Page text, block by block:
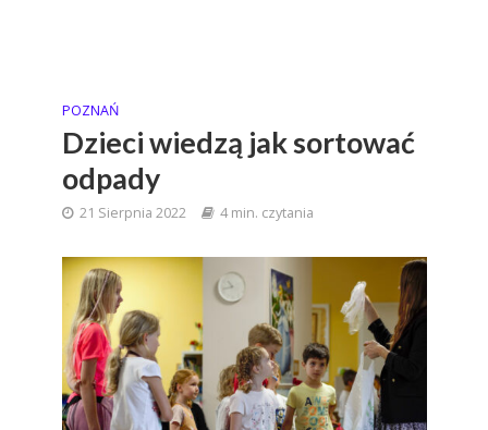
POZNAŃ
Dzieci wiedzą jak sortować
odpady
21 Sierpnia 2022 4 min. czytania